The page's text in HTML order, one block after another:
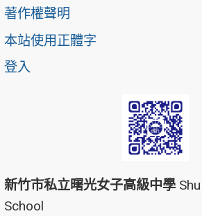
著作權聲明
本站使用正體字
登入
新竹市私立曙光女子高級中學
School